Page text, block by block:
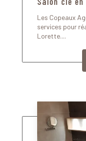
Les Copeaux
services pour
Lorette....